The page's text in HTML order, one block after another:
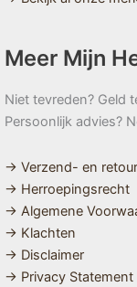
Meer Mijn
Niet tevreden? Geld
Persoonlijk advies?
→ Verzend- en
→ Herroepingsrecht
→ Algemene
→ Klachten
→ Disclaimer
→ Privacy Statement